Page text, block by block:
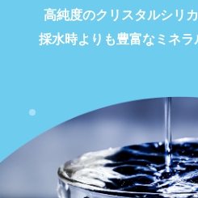
高純度のクリスタルシリ
採水時よりも豊富なミネラ